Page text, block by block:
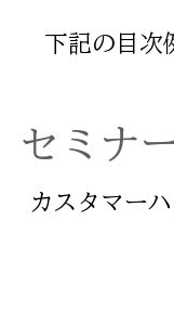
下記の目次
セミナ
カスタマー